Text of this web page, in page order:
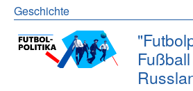
Geschichte